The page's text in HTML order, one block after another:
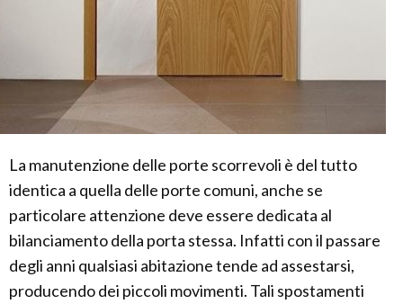
La manutenzione delle porte scorrevoli è del tutto
identica a quella delle porte comuni, anche se
particolare attenzione deve essere dedicata al
bilanciamento della porta stessa. Infatti con il passare
degli anni qualsiasi abitazione tende ad assestarsi,
producendo dei piccoli movimenti. Tali spostamenti